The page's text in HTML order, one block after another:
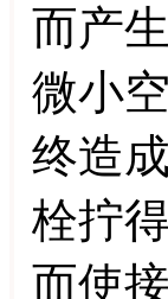
而产
微小
终造
栓拧
而使